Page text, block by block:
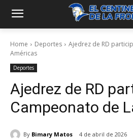
Home Deportes
Ajedrez de RD
Américas
Deportes
Ajedrez de RD
Campeonato de
By Bimary Matos 4 de abril de 2026